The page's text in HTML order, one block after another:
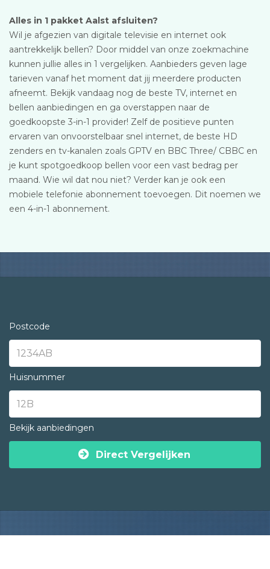
Alles in 1 pakket Aalst afsluiten?
Wil je afgezien van digitale televisie en internet ook
aantrekkelijk bellen? Door middel van onze zoekmachine
kunnen jullie alles in 1 vergelijken. Aanbieders geven lage
tarieven vanaf het moment dat jij meerdere producten
afneemt. Bekijk vandaag nog de beste TV, internet en
bellen aanbiedingen en ga overstappen naar de
goedkoopste 3-in-1 provider! Zelf de positieve punten
ervaren van onvoorstelbaar snel internet, de beste HD
zenders en tv-kanalen zoals GPTV en BBC Three/ CBBC en
je kunt spotgoedkoop bellen voor een vast bedrag per
maand. Wie wil dat nou niet? Verder kan je ook een
mobiele telefonie abonnement toevoegen. Dit noemen we
een 4-in-1 abonnement.
Postcode
Huisnummer
Bekijk aanbiedingen
Direct Vergelijken